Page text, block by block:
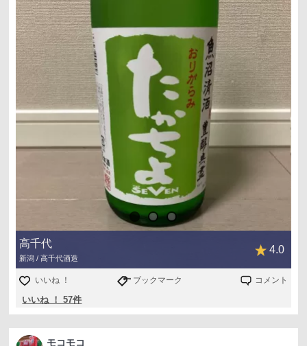
高千代
新潟 / 高千代酒造
4.0
いいね ！ ブックマーク コメント
いいね ！ 57件
モコモコ